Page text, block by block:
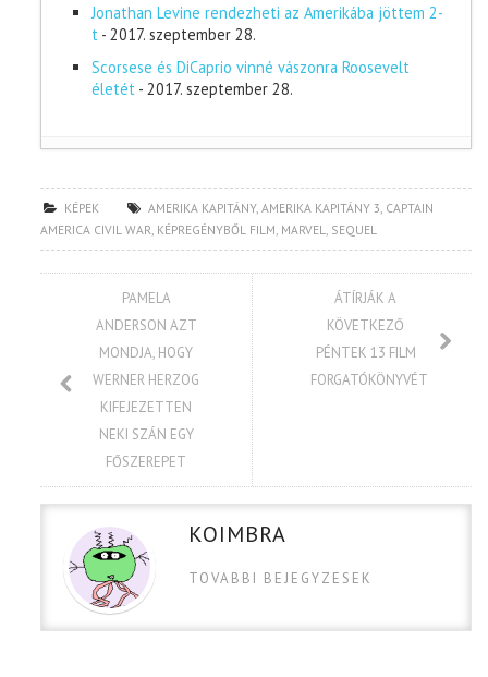
Jonathan Levine rendezheti az Amerikába jöttem 2-
t - 2017. szeptember 28.
Scorsese és DiCaprio vinné vászonra Roosevelt
életét - 2017. szeptember 28.
KÉPEK AMERIKA KAPITÁNY,AMERIKA KAPITÁNY 3, CAPTAIN
AMERICA CIVIL WAR, KÉPREGÉNYBŐL FILM, MARVEL, SEQUEL
PAMELA
ANDERSON AZT
MONDJA, HOGY
WERNER HERZOG
KIFEJEZETTEN
NEKI SZÁN EGY
FŐSZEREPET
ÁTÍRJÁK A
KÖVETKEZŐ
PÉNTEK 13 FILM
FORGATÓKÖNYVÉT
KOIMBRA
TOVABBI BEJEGYZESEK